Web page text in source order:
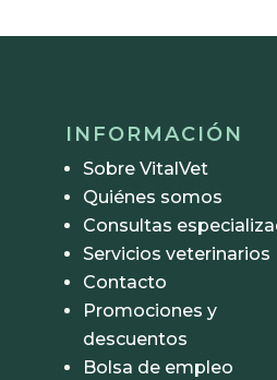
INFORMACIÓN
Sobre VitalVet
Quiénes somos
Consultas
Servicios veterinarios
Contacto
Promociones y
descuentos
Bolsa de empleo